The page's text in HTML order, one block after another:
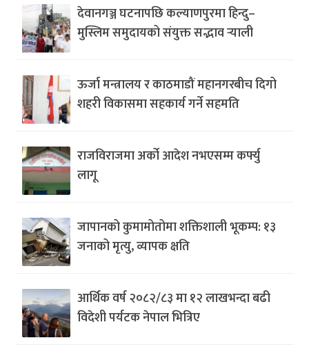
देवानगञ्ज घटनापछि कल्याणपुरमा हिन्दु–
मुस्लिम समुदायको संयुक्त सद्भाव र्‍याली
ऊर्जा मन्त्रालय र काठमाडौं महानगरबीच दिगो
शहरी विकासमा सहकार्य गर्ने सहमति
राजविराजमा अर्को आदेश नभएसम्म कर्फ्यु
लागू
जापानको कुमामोतोमा शक्तिशाली भूकम्प: १३
जनाको मृत्यु, व्यापक क्षति
आर्थिक वर्ष २०८२/८३ मा १२ लाखभन्दा बढी
विदेशी पर्यटक नेपाल भित्रिए